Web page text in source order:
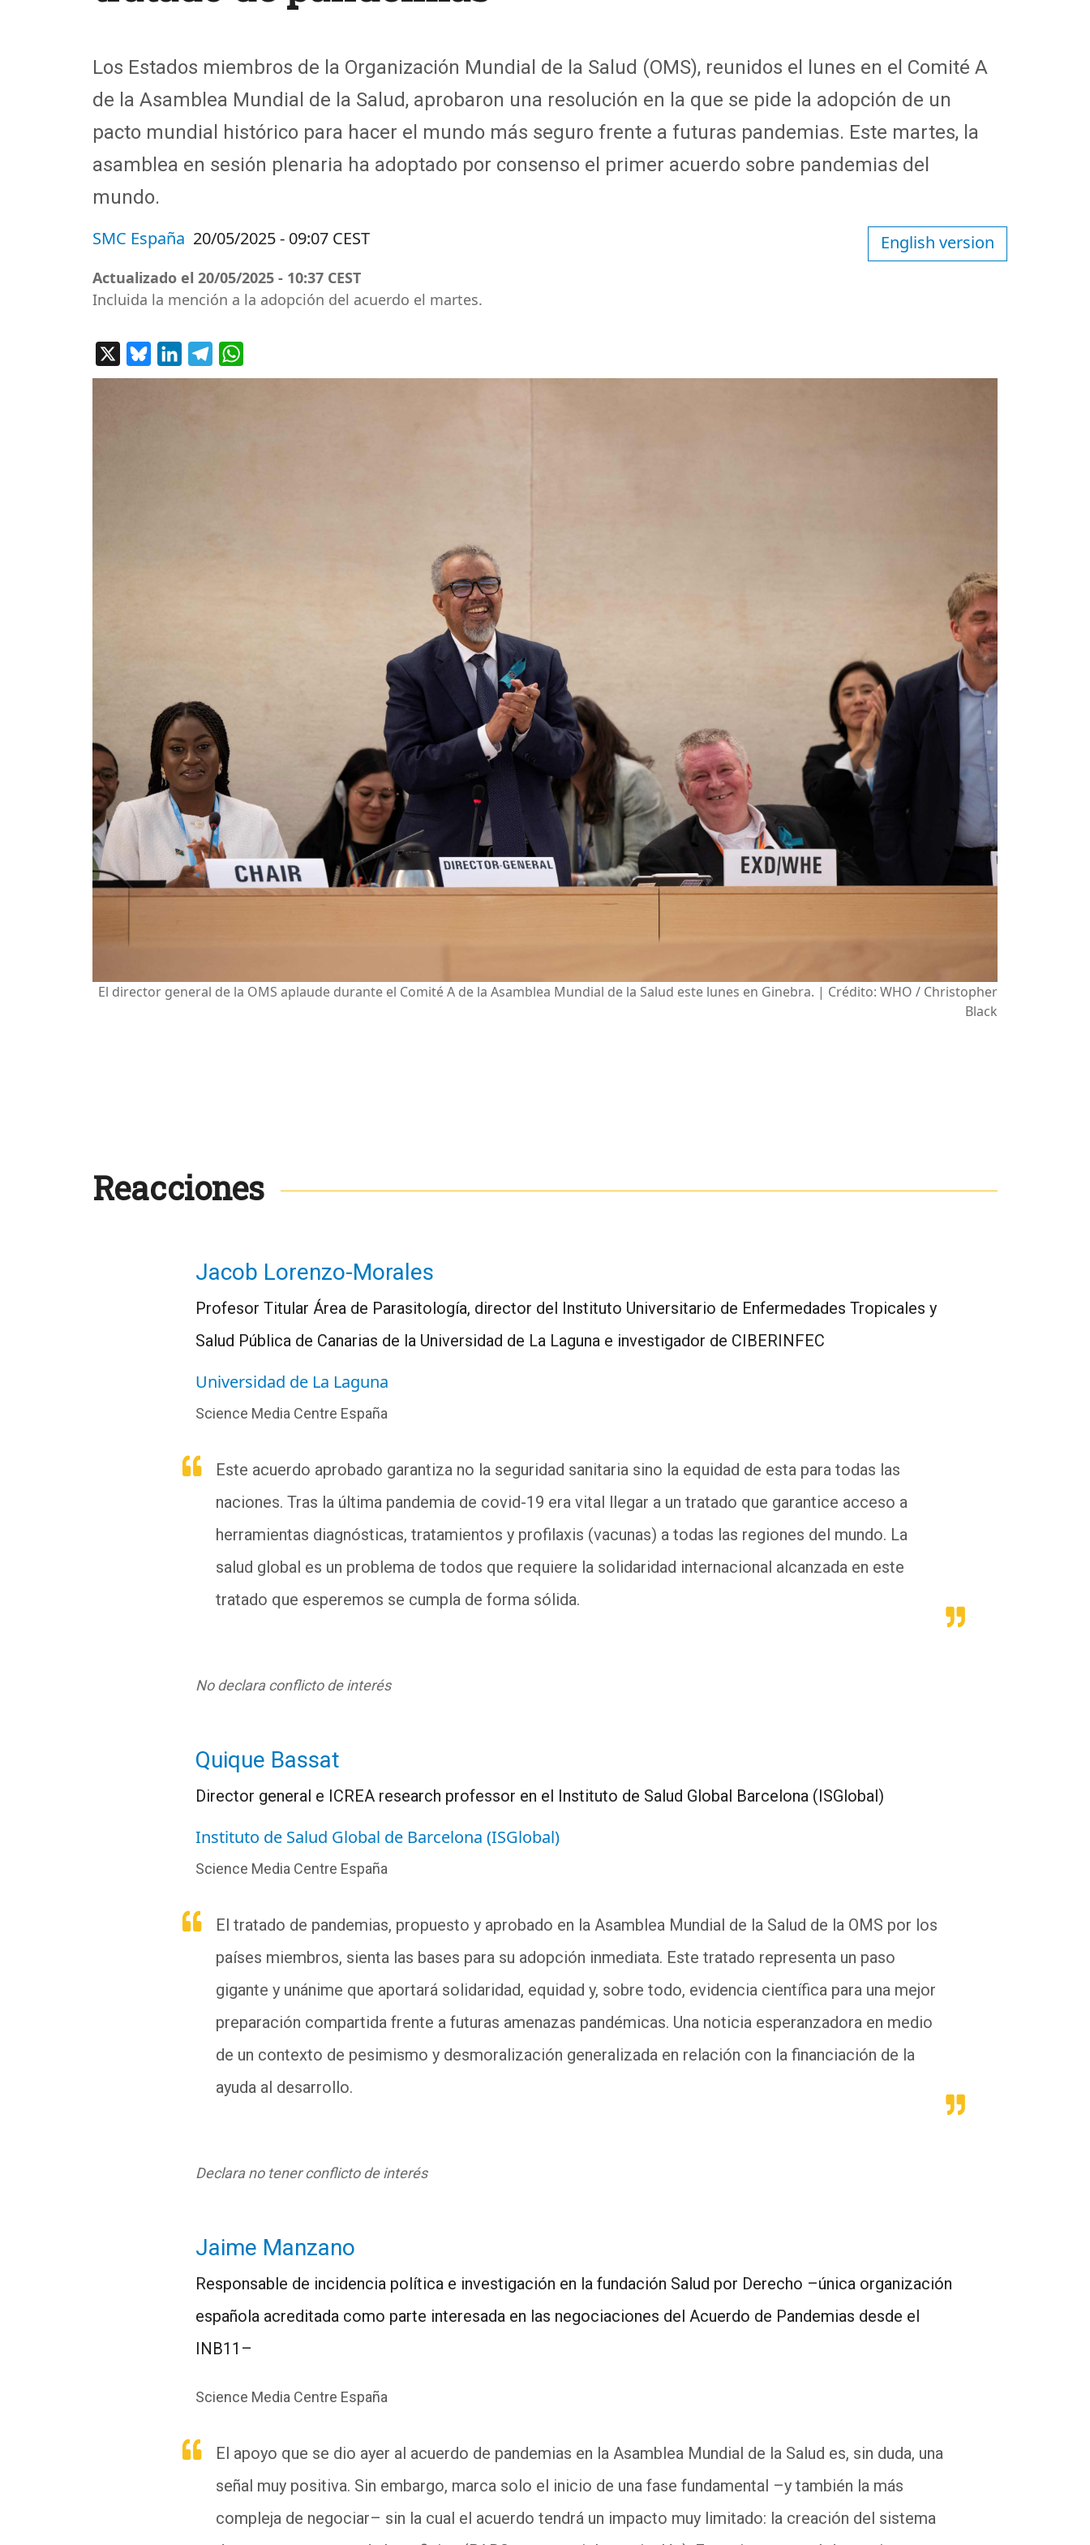
Los Estados miembros de la Organización Mundial de la Salud (OMS), reunidos el lunes en el Comité A
de la Asamblea Mundial de la Salud, aprobaron una resolución en la que se pide la adopción de un
pacto mundial histórico para hacer el mundo más seguro frente a futuras pandemias. Este martes, la
asamblea en sesión plenaria ha adoptado por consenso el primer acuerdo sobre pandemias del
mundo.
SMC España 20/05/2025 - 09:07 CEST
Actualizado el 20/05/2025 - 10:37 CEST
Incluida la mención a la adopción del acuerdo el martes.
BlueskyLinkedInTelegram
English version
El director general de la OMS aplaude durante el Comité A de la Asamblea Mundial de la Salud este lunes en Ginebra. | Crédito: WHO / Christopher
Black
Reacciones
Jacob Lorenzo-Morales
Profesor Titular Área de Parasitología, director del Instituto Universitario de Enfermedades Tropicales y
Salud Pública de Canarias de la Universidad de La Laguna e investigador de CIBERINFEC
Universidad de La Laguna
Science Media Centre España
Este acuerdo aprobado garantiza no la seguridad sanitaria sino la equidad de esta para todas las
naciones. Tras la última pandemia de covid-19 era vital llegar a un tratado que garantice acceso a
herramientas diagnósticas, tratamientos y profilaxis (vacunas) a todas las regiones del mundo. La
salud global es un problema de todos que requiere la solidaridad internacional alcanzada en este
tratado que esperemos se cumpla de forma sólida.
No declara conflicto de interés
Quique Bassat
Director general e ICREA research professor en el Instituto de Salud Global Barcelona (ISGlobal)
Instituto de Salud Global de Barcelona (ISGlobal)
Science Media Centre España
El tratado de pandemias, propuesto y aprobado en la Asamblea Mundial de la Salud de la OMS por los
países miembros, sienta las bases para su adopción inmediata. Este tratado representa un paso
gigante y unánime que aportará solidaridad, equidad y, sobre todo, evidencia científica para una mejor
preparación compartida frente a futuras amenazas pandémicas. Una noticia esperanzadora en medio
de un contexto de pesimismo y desmoralización generalizada en relación con la financiación de la
ayuda al desarrollo.
Declara no tener conflicto de interés
Jaime Manzano
Responsable de incidencia política e investigación en la fundación Salud por Derecho –única organización
española acreditada como parte interesada en las negociaciones del Acuerdo de Pandemias desde el
INB11–
Science Media Centre España
El apoyo que se dio ayer al acuerdo de pandemias en la Asamblea Mundial de la Salud es, sin duda, una
señal muy positiva. Sin embargo, marca solo el inicio de una fase fundamental –y también la más
compleja de negociar– sin la cual el acuerdo tendrá un impacto muy limitado: la creación del sistema